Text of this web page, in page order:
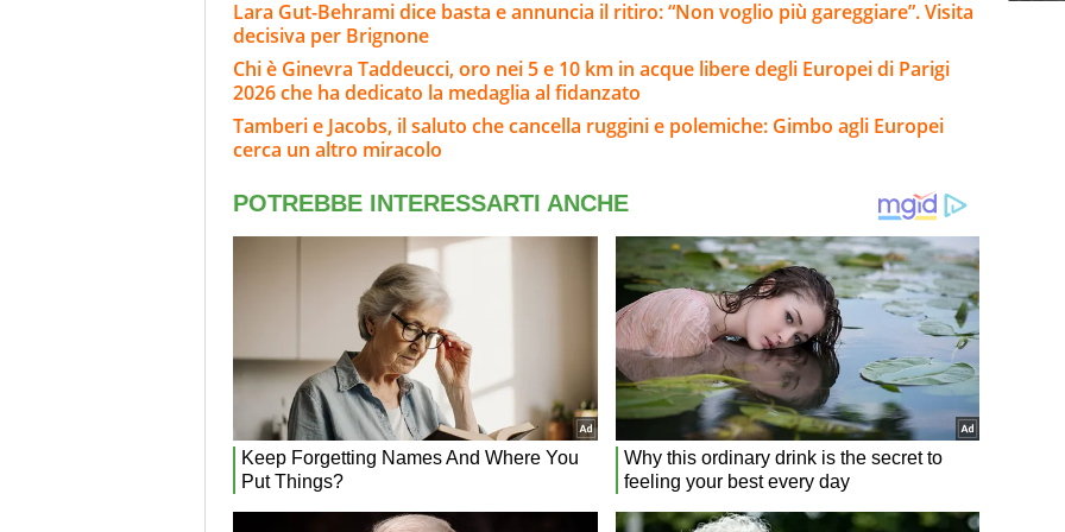
Lara Gut-Behrami dice basta e annuncia il ritiro: “Non voglio più gareggiare”. Visita
decisiva per Brignone
Chi è Ginevra Taddeucci, oro nei 5 e 10 km in acque libere degli Europei di Parigi
2026 che ha dedicato la medaglia al fidanzato
Tamberi e Jacobs, il saluto che cancella ruggini e polemiche: Gimbo agli Europei
cerca un altro miracolo